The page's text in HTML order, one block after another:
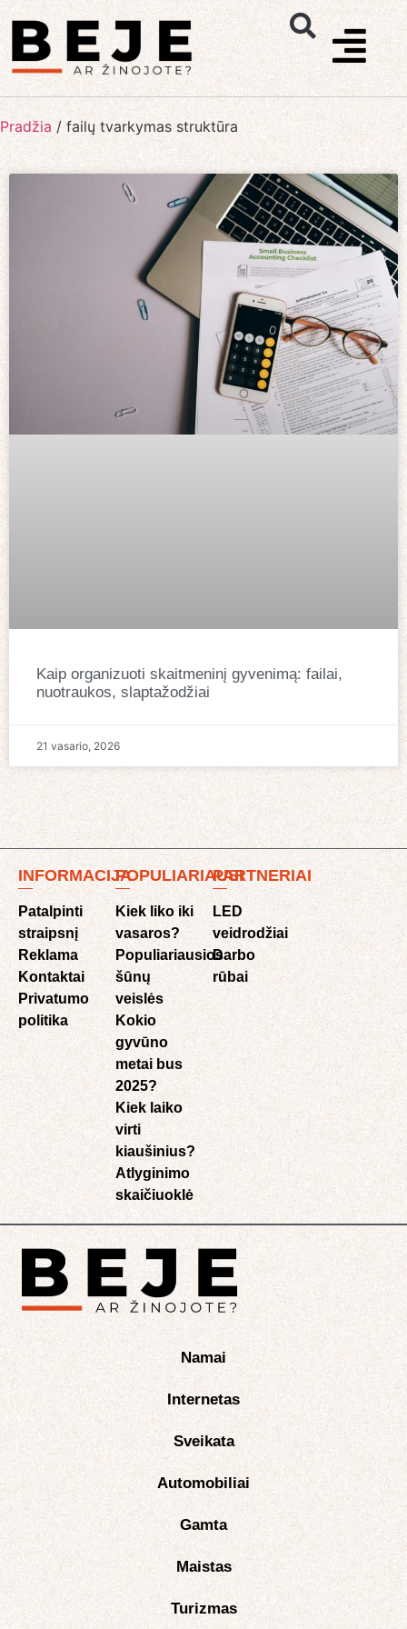
Pradžia / failų tvarkymas struktūra
Kaip organizuoti skaitmeninį gyvenimą: failai,
nuotraukos, slaptažodžiai
21 vasario, 2026
INFORMACIJA
Patalpinti
straipsnį
Reklama
Kontaktai
Privatumo
politika
POPULIARIAUSI
Kiek liko iki
vasaros?
Populiariausios
šūnų
veislės
Kokio
gyvūno
metai bus
2025?
Kiek laiko
virti
kiaušinius?
Atlyginimo
skaičiuoklė​
PARTNERIAI
LED
veidrodžiai
Darbo
rūbai
Namai
Internetas
Sveikata
Automobiliai
Gamta
Maistas
Turizmas